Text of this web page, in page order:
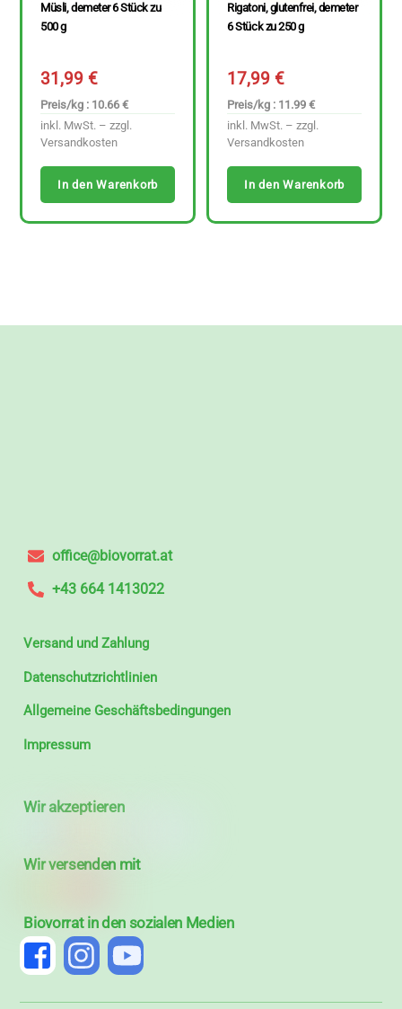
Müsli, demeter 6 Stück zu
500 g
31,99€
Preis/kg : 10.66 €
inkl. MwSt. – zzgl.
Versandkosten
In den Warenkorb
Rigatoni, glutenfrei, demeter
6 Stück zu 250 g
17,99€
Preis/kg : 11.99 €
inkl. MwSt. – zzgl.
Versandkosten
In den Warenkorb
office@biovorrat.at
+43 664 1413022
Versand und Zahlung
Datenschutzrichtlinien
Allgemeine Geschäftsbedingungen
Impressum
Wir akzeptieren
Wir versenden mit
Biovorrat in den sozialen Medien